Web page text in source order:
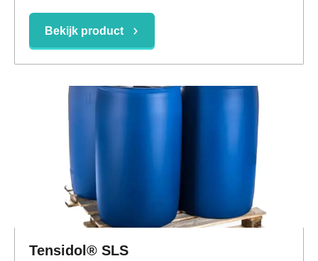
Bekijk product
Tensidol® SLS